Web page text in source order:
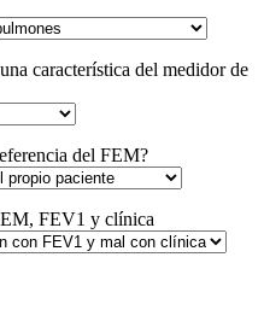
característica del medidor de
del FEM?
FEV1 y clínica